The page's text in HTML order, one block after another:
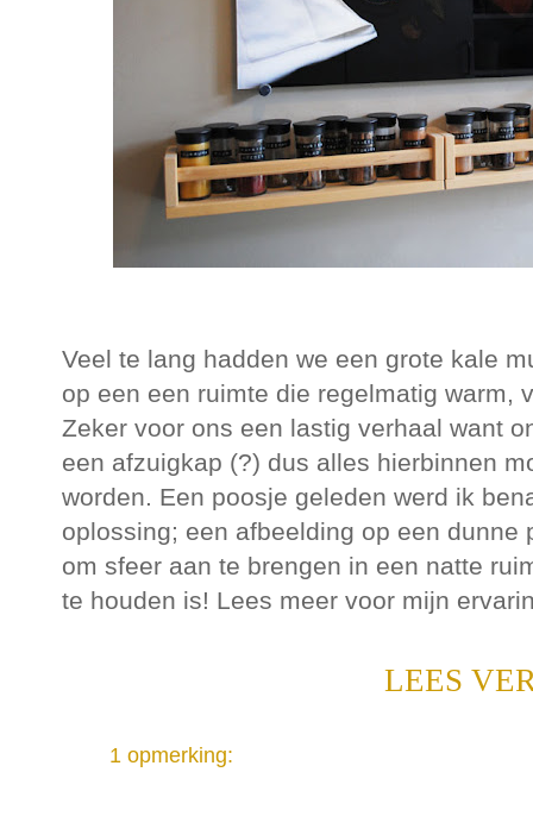
Veel te lang hadden we een grote kale
op een een ruimte die regelmatig warm,
Zeker voor ons een lastig verhaal want
een afzuigkap (?) dus alles hierbinnen
worden. Een poosje geleden werd ik
oplossing; een afbeelding op een
om sfeer aan te brengen in een natte
te houden is! Lees meer voor mijn
LEES
1 opmerking: